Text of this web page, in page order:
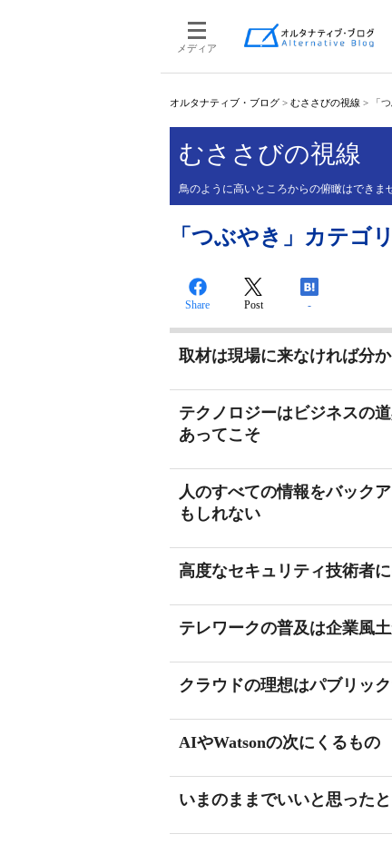
メディア
オルタナティブ・ブログ > むささびの視線 > 「
むささびの視線
鳥のように高いところからの俯瞰はできま
「つぶやき」カテゴ
Share Post -
取材は現場に来なければ分
テクノロジーはビジネスの
あってこそ
人のすべての情報をバック
もしれない
高度なセキュリティ技術者
テレワークの普及は企業風
クラウドの理想はパブリッ
AIやWatsonの次にくるもの
いまのままでいいと思った